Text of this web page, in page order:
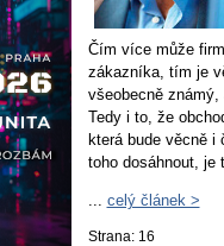
Čím více může
zákazníka, tím je
všeobecně
Tedy i to, že
která bude věcně i
toho dosáhnout, je
celý článek >
Strana: 16